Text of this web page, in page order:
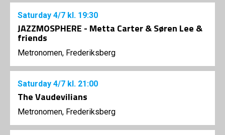
Saturday 4/7 kl. 19:30
JAZZMOSPHERE - Metta Carter & Søren Lee &
friends
Metronomen, Frederiksberg
Saturday 4/7 kl. 21:00
The Vaudevilians
Metronomen, Frederiksberg